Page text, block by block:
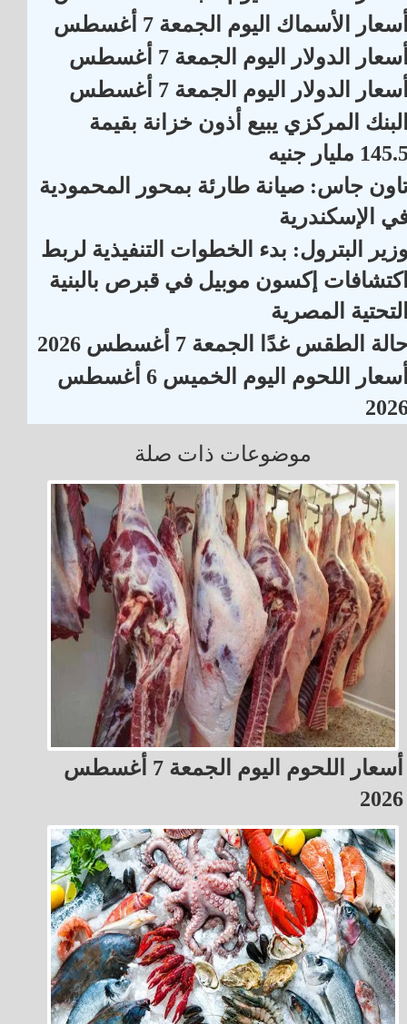
الأسماك اليوم الجمعة 7 أغسطس
الدولار اليوم الجمعة 7 أغسطس
الدولار اليوم الجمعة 7 أغسطس
المركزي يبيع أذون خزانة بقيمة
مليار جنيه
جاس: صيانة طارئة بمحور المحمودية
الإسكندرية
البترول: بدء الخطوات التنفيذية لربط
إكسون موبيل في قبرص بالبنية
المصرية
الطقس غدًا الجمعة 7 أغسطس 2026
أسعار اللحوم اليوم الخميس 6 أغسطس
موضوعات ذات صلة
أسعار اللحوم اليوم الجمعة 7 أغسطس
2026